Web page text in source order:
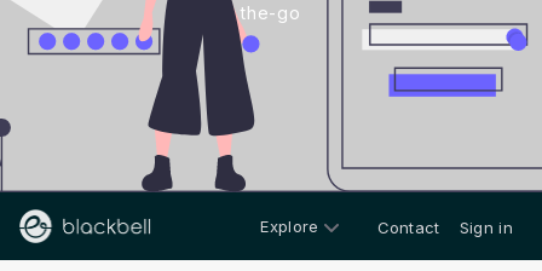
the-go
Explore Contact Sign in